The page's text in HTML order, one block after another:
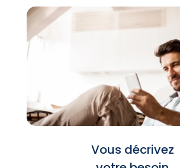
Vous décrivez